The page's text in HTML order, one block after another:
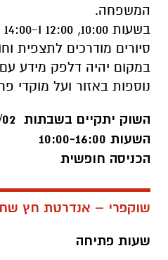
המשפחה.
סיורים מודרכים לתצפית
במקום יהיה דלפק מידע
נוספות באזור ועל מוקדי
השעות 10:00-16:00
הכניסה חופשית
שוקפרי – אנדרטת חץ
שעות פתיחה